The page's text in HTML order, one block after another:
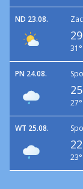
ND 23.08.
PN 24.08.
WT 25.08.